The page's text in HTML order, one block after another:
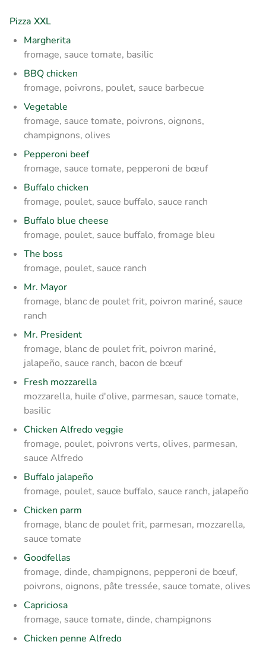
Pizza XXL
Margherita
fromage, sauce tomate, basilic
BBQ chicken
fromage, poivrons, poulet, sauce barbecue
Vegetable
fromage, sauce tomate, poivrons, oignons,
champignons, olives
Pepperoni beef
fromage, sauce tomate, pepperoni de bœuf
Buffalo chicken
fromage, poulet, sauce buffalo, sauce ranch
Buffalo blue cheese
fromage, poulet, sauce buffalo, fromage bleu
The boss
fromage, poulet, sauce ranch
Mr. Mayor
fromage, blanc de poulet frit, poivron mariné, sauce
ranch
Mr. President
fromage, blanc de poulet frit, poivron mariné,
jalapeño, sauce ranch, bacon de bœuf
Fresh mozzarella
mozzarella, huile d'olive, parmesan, sauce tomate,
basilic
Chicken Alfredo veggie
fromage, poulet, poivrons verts, olives, parmesan,
sauce Alfredo
Buffalo jalapeño
fromage, poulet, sauce buffalo, sauce ranch, jalapeño
Chicken parm
fromage, blanc de poulet frit, parmesan, mozzarella,
sauce tomate
Goodfellas
fromage, dinde, champignons, pepperoni de bœuf,
poivrons, oignons, pâte tressée, sauce tomate, olives
Capriciosa
fromage, sauce tomate, dinde, champignons
Chicken penne Alfredo